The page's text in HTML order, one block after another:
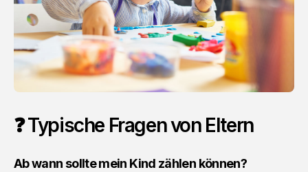
❓ Typische Fragen von Eltern
Ab wann sollte mein Kind zählen können?